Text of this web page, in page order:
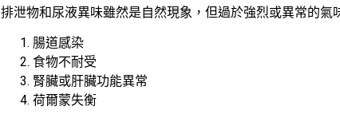
排泄物和尿液異味雖然是自然現象，但過於強烈或異常的氣
腸道感染
食物不耐受
腎臟或肝臟功能異常
荷爾蒙失衡